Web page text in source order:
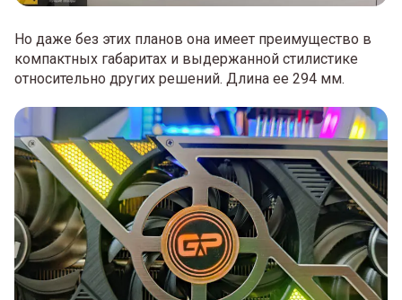
Но даже без этих планов она имеет преимущество в
компактных габаритах и выдержанной стилистике
относительно других решений. Длина ее 294 мм.